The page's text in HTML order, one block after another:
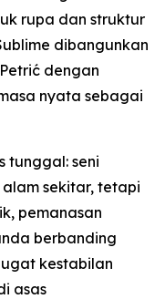
rupa dan struktur
dibangunkan
dengan
nyata sebagai
tunggal: seni
sekitar, tetapi
pemanasan
berbanding
kestabilan
asas